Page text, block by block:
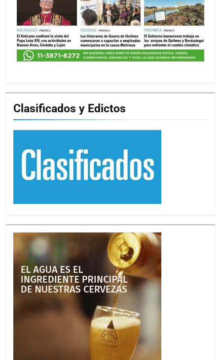
Clasificados y Edictos